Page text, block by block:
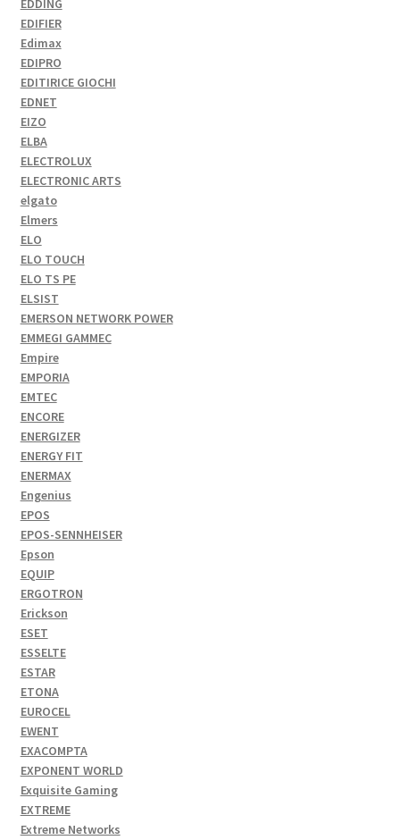
EDDING
EDIFIER
Edimax
EDIPRO
EDITIRICE GIOCHI
EDNET
EIZO
ELBA
ELECTROLUX
ELECTRONIC ARTS
elgato
Elmers
ELO
ELO TOUCH
ELO TS PE
ELSIST
EMERSON NETWORK POWER
EMMEGI GAMMEC
Empire
EMPORIA
EMTEC
ENCORE
ENERGIZER
ENERGY FIT
ENERMAX
Engenius
EPOS
EPOS-SENNHEISER
Epson
EQUIP
ERGOTRON
Erickson
ESET
ESSELTE
ESTAR
ETONA
EUROCEL
EWENT
EXACOMPTA
EXPONENT WORLD
Exquisite Gaming
EXTREME
Extreme Networks